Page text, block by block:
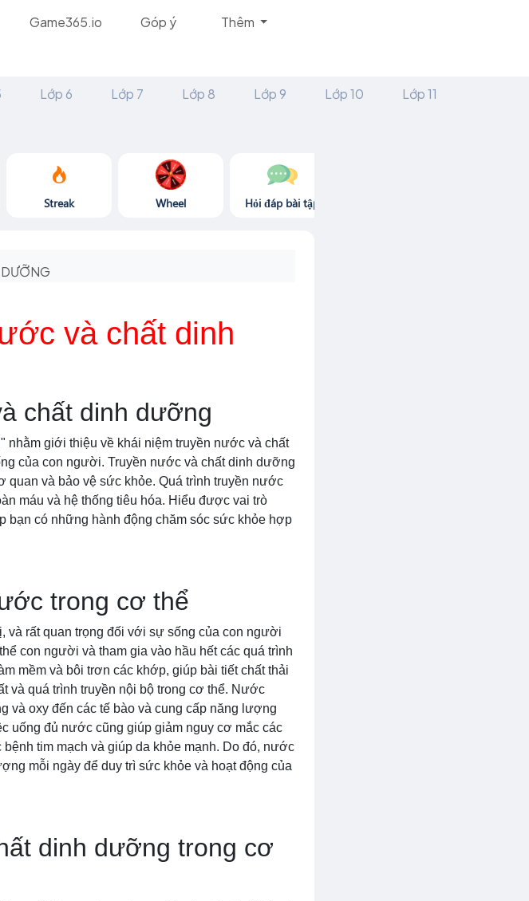
Game365.io Góp ý Thêm
Lớp 6 Lớp 7 Lớp 8 Lớp 9 Lớp 10
Lớp 11
Streak Wheel Hỏi đáp bài tập
và chất dinh
chất dinh dưỡng
giới thiệu về khái niệm truyền nước và chất
của con người. Truyền nước và chất dinh dưỡng
quan và bảo vệ sức khỏe. Quá trình truyền nước
máu và hệ thống tiêu hóa. Hiểu được vai trò
bạn có những hành động chăm sóc sức khỏe hợp
trong cơ thể
và rất quan trọng đối với sự sống của con người
con người và tham gia vào hầu hết các quá trình
mềm và bôi trơn các khớp, giúp bài tiết chất thải
và quá trình truyền nội bộ trong cơ thể. Nước
và oxy đến các tế bào và cung cấp năng lượng
uống đủ nước cũng giúp giảm nguy cơ mắc các
tim mạch và giúp da khỏe mạnh. Do đó, nước
mỗi ngày để duy trì sức khỏe và hoạt động của
dinh dưỡng trong cơ